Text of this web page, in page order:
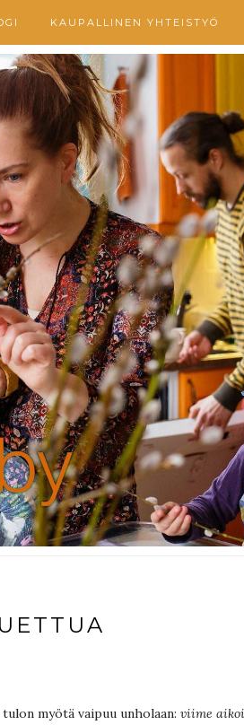
KAUPALLINEN YHTEISTYÖ
myötä vaipuu unholaan: viime